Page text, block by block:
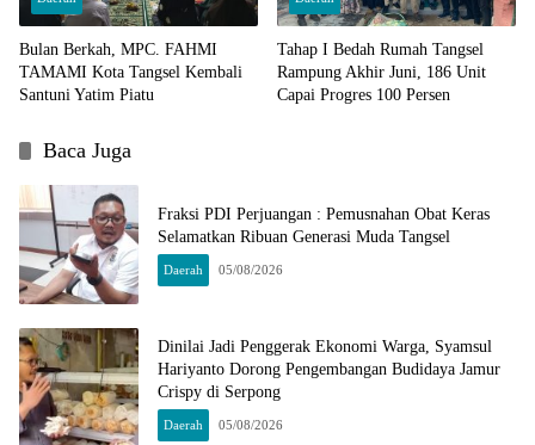
Bulan Berkah, MPC. FAHMI
TAMAMI Kota Tangsel Kembali
Santuni Yatim Piatu
Tahap I Bedah Rumah Tangsel
Rampung Akhir Juni, 186 Unit
Capai Progres 100 Persen
Baca Juga
Fraksi PDI Perjuangan : Pemusnahan Obat Keras
Selamatkan Ribuan Generasi Muda Tangsel
Daerah 05/08/2026
Dinilai Jadi Penggerak Ekonomi Warga, Syamsul
Hariyanto Dorong Pengembangan Budidaya Jamur
Crispy di Serpong
Daerah 05/08/2026